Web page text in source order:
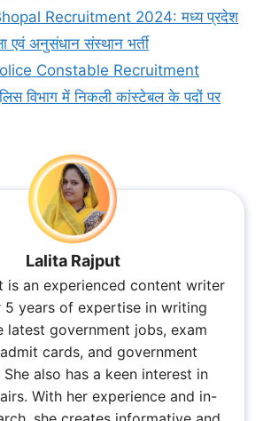
Recruitment 2024: मध्य प्रदेश
एवं अनुसंधान संस्थान भर्ती
Constable Recruitment
विभाग में निकली कांस्टेबल के पदों पर
Lalita Rajput
is an experienced content writer
5 years of expertise in writing
latest government jobs, exam
cards, and government
She also has a keen interest in
With her experience and in-